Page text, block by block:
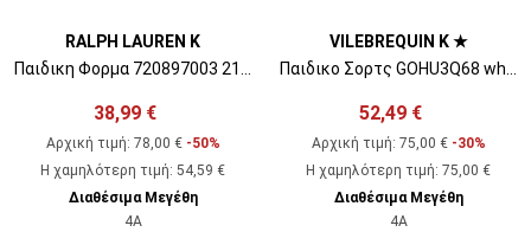
RALPH LAUREN K
38,99 €
Αρχική τιμή: 78,00 € -50%
Η χαμηλότερη τιμή: 54,59 €
Διαθέσιμα Μεγέθη
4A
VILEBREQUIN K ★
52,49 €
Αρχική τιμή: 75,00 € -30%
Η χαμηλότερη τιμή: 75,00 €
Διαθέσιμα Μεγέθη
4A